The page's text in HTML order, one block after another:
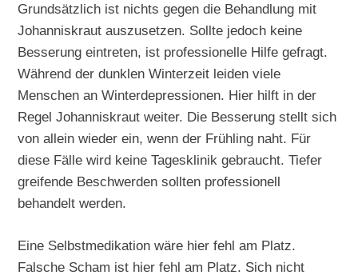
Grundsätzlich ist nichts gegen die Behandlung mit
Johanniskraut auszusetzen. Sollte jedoch keine
Besserung eintreten, ist professionelle Hilfe gefragt.
Während der dunklen Winterzeit leiden viele
Menschen an Winterdepressionen. Hier hilft in der
Regel Johanniskraut weiter. Die Besserung stellt sich
von allein wieder ein, wenn der Frühling naht. Für
diese Fälle wird keine Tagesklinik gebraucht. Tiefer
greifende Beschwerden sollten professionell
behandelt werden.
Eine Selbstmedikation wäre hier fehl am Platz.
Falsche Scham ist hier fehl am Platz. Sich nicht